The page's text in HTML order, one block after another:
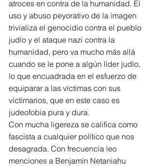
atroces en contra de la humanidad. El
uso y abuso peyorativo de la imagen
trivializa el genocidio contra el pueblo
judío y el ataque nazi contra la
humanidad, pero va mucho más allá
cuando se le pone a algún líder judío,
lo que encuadrada en el esfuerzo de
equiparar a las víctimas con sus
victimarios, que en este caso es
judeofobia pura y dura.
Con mucha ligereza se califica como
fascista a cualquier político que nos
desagrada. Con frecuencia leo
menciones a Benjamín Netaniahu